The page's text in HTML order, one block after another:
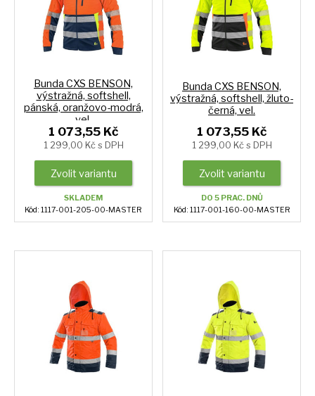
Bunda CXS BENSON,
výstražná, softshell,
pánská, oranžovo-modrá,
vel.
1 073,55 Kč
1 299,00 Kč s DPH
Zvolit variantu
SKLADEM
Kód: 1117-001-205-00-MASTER
Bunda CXS BENSON,
výstražná, softshell, žluto-
černá, vel.
1 073,55 Kč
1 299,00 Kč s DPH
Zvolit variantu
DO 5 PRAC. DNŮ
Kód: 1117-001-160-00-MASTER